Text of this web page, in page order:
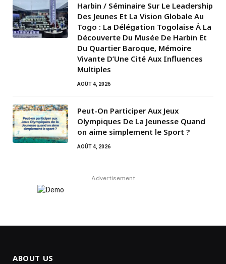
Harbin / Séminaire Sur Le Leadership
Des Jeunes Et La Vision Globale Au
Togo : La Délégation Togolaise À La
Découverte Du Musée De Harbin Et
Du Quartier Baroque, Mémoire
Vivante D’Une Cité Aux Influences
Multiples
AOÛT 4, 2026
Peut-On Participer Aux Jeux
Olympiques De La Jeunesse Quand
on aime simplement le Sport ?
AOÛT 4, 2026
Advertisement
ABOUT US